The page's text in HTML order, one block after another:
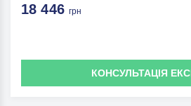
18 446грн
КОНСУЛЬТАЦІЯ